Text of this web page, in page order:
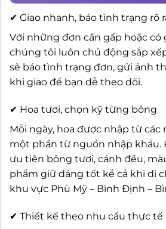
✔ Giao nhanh, báo tình trạng rõ
Với những đơn cần gấp hoặc có
chúng tôi luôn chủ động sắp
sẽ báo tình trạng đơn, gửi ảnh
khi giao để bạn dễ theo dõi.
✔ Hoa tươi, chọn kỹ từng bông
Mỗi ngày, hoa được nhập từ các
một phần từ nguồn nhập khẩu.
ưu tiên bông tươi, cánh đều,
phẩm giữ dáng tốt kể cả khi di
khu vực Phù Mỹ – Bình Định –
✔ Thiết kế theo nhu cầu thực tế